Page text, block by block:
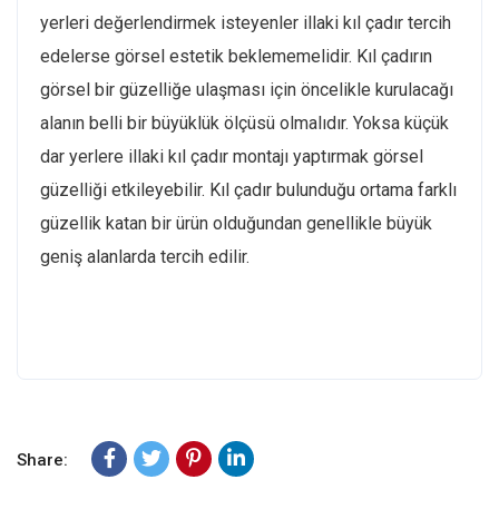
yerleri değerlendirmek isteyenler illaki kıl çadır tercih
edelerse görsel estetik beklememelidir. Kıl çadırın
görsel bir güzelliğe ulaşması için öncelikle kurulacağı
alanın belli bir büyüklük ölçüsü olmalıdır. Yoksa küçük
dar yerlere illaki kıl çadır montajı yaptırmak görsel
güzelliği etkileyebilir. Kıl çadır bulunduğu ortama farklı
güzellik katan bir ürün olduğundan genellikle büyük
geniş alanlarda tercih edilir.
Share: